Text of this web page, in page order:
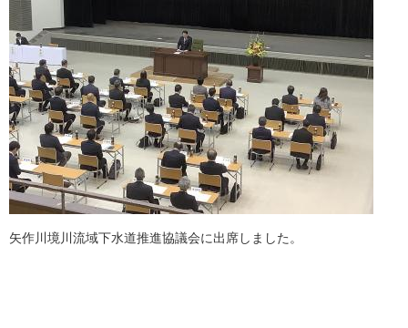
矢作川境川流域下水道推進協議会に出席しました。